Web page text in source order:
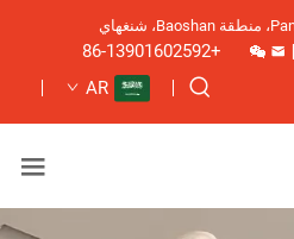
+86-13901602592
AR